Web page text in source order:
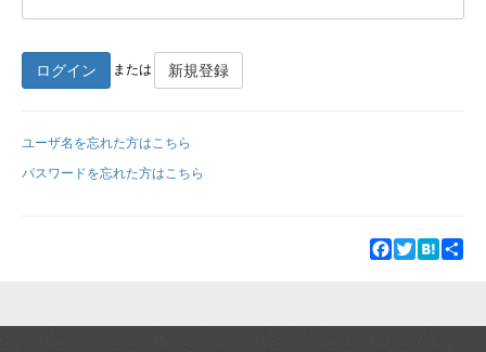
新規登録
ログイン または 新規登録
ユーザ名を忘れた方はこちら
パスワードを忘れた方はこちら
Facebook
TwitterHatena